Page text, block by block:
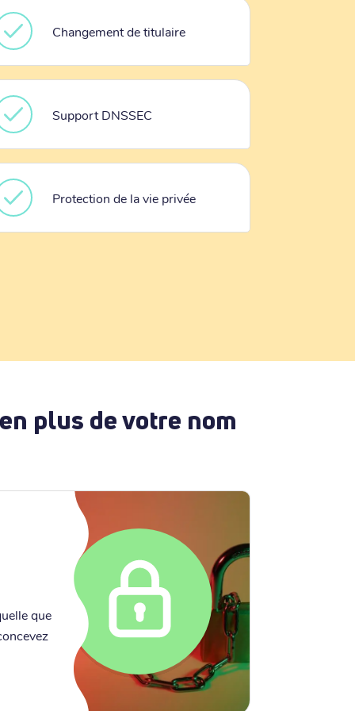
Changement de titulaire
Support DNSSEC
Protection de la vie privée
plus de votre nom
que